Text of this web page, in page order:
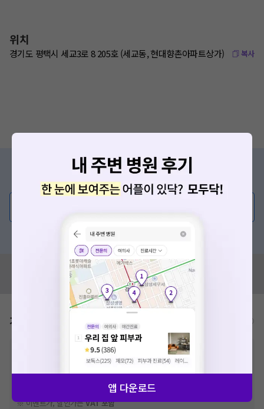
위치
경기도 평택시 세교3로 8 205호 (세교동, 현대향촌아파트상가) 복사
증상/치료, 궁금한 점이 있나요?
의사가 직접 답해드려요!
혹은, 의료상담 서비스에 다양한 게시글 보러가기
혹시 잘못된 병원정보가 있나요?
모두닥 팀에 알려주세요!
가격표
비급여 항목의 경우,추가비용 등으로 실제 가격과 상이할 수 있으니, 정확
한 가격은 해당 의료기관에 직접 문의해주세요.
※급여 항목의 경우,건강보험심사평가원에 고지되어 있는 급여 진료 기준 가
격입니다. (진료와 연관된 복합적인 비용이 추가되어, 병원마다 금액이 다르게
산정될 수 있는 점 참고 바랍니다.)
※ 이벤트가, 할인가는VAT 포함
앱 다운로드